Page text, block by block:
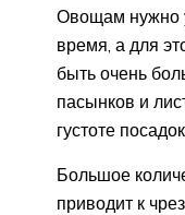
Овощам нужно
время, а для
быть очень
пасынков и
густоте посадок
Большое
приводит к